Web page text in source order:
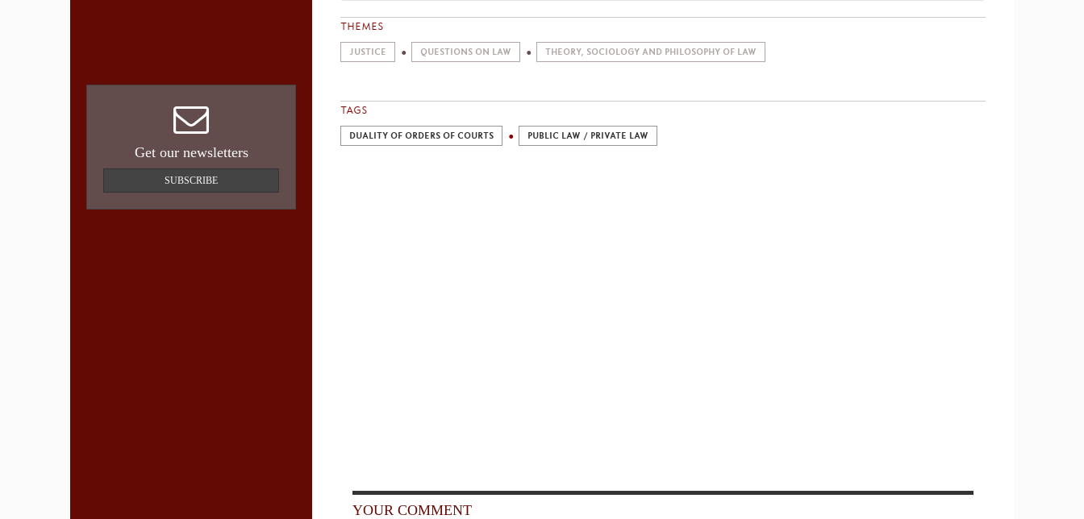
Get our newsletters
SUBSCRIBE
THEMES
JUSTICE QUESTIONS ON LAW THEORY, SOCIOLOGY AND PHILOSOPHY OF LAW
TAGS
DUALITY OF ORDERS OF COURTS PUBLIC LAW / PRIVATE LAW
YOUR COMMENT